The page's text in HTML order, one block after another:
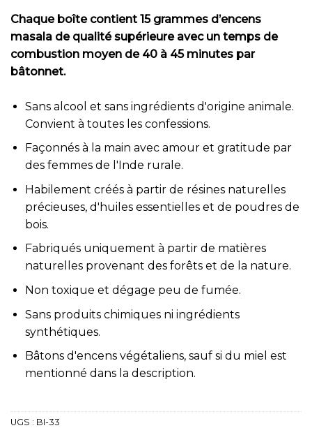
Chaque boîte contient 15 grammes d’encens
masala de qualité supérieure avec un temps de
combustion moyen de 40 à 45 minutes par
bâtonnet.
Sans alcool et sans ingrédients d'origine animale.
Convient à toutes les confessions.
Façonnés à la main avec amour et gratitude par
des femmes de l'Inde rurale.
Habilement créés à partir de résines naturelles
précieuses, d'huiles essentielles et de poudres de
bois.
Fabriqués uniquement à partir de matières
naturelles provenant des forêts et de la nature.
Non toxique et dégage peu de fumée.
Sans produits chimiques ni ingrédients
synthétiques.
Bâtons d'encens végétaliens, sauf si du miel est
mentionné dans la description.
UGS : BI-33